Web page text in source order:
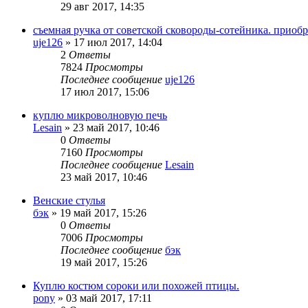
29 авг 2017, 14:35
съемная ручка от советской сковороды-сотейника.
uje126 » 17 июл 2017, 14:04
2 Ответы
7824 Просмотры
Последнее сообщение uje126
17 июл 2017, 15:06
куплю микроволновую печь
Lesain » 23 май 2017, 10:46
0 Ответы
7160 Просмотры
Последнее сообщение Lesain
23 май 2017, 10:46
Венские стулья
бэк » 19 май 2017, 15:26
0 Ответы
7006 Просмотры
Последнее сообщение бэк
19 май 2017, 15:26
Куплю костюм сороки или похожей птицы.
pony » 03 май 2017, 17:11